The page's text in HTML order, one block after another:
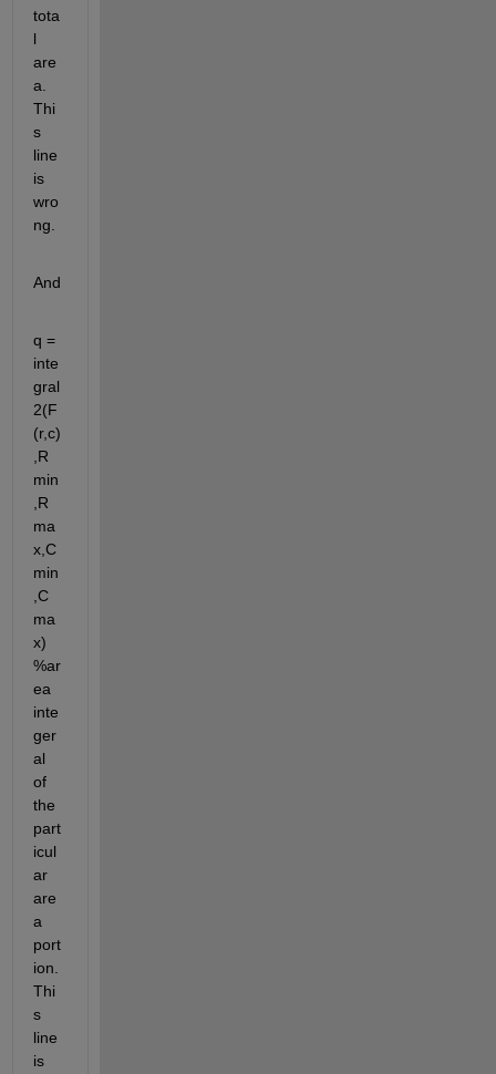
tota
l
are
a.
Thi
s
line
is
wro
ng.
And
q =
inte
gral
2(F
(r,c)
,R
min
,R
ma
x,C
min
,C
ma
x)
%ar
ea
inte
ger
al
of
the
part
icul
ar
are
a
port
ion.
Thi
s
line
is